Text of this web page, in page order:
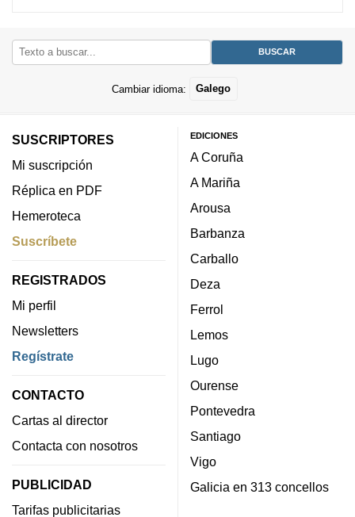
Cambiar idioma: Galego
SUSCRIPTORES
Mi suscripción
Réplica en PDF
Hemeroteca
Suscríbete
REGISTRADOS
Mi perfil
Newsletters
Regístrate
CONTACTO
Cartas al director
Contacta con nosotros
PUBLICIDAD
Tarifas publicitarias
EDICIONES
A Coruña
A Mariña
Arousa
Barbanza
Carballo
Deza
Ferrol
Lemos
Lugo
Ourense
Pontevedra
Santiago
Vigo
Galicia en 313 concellos